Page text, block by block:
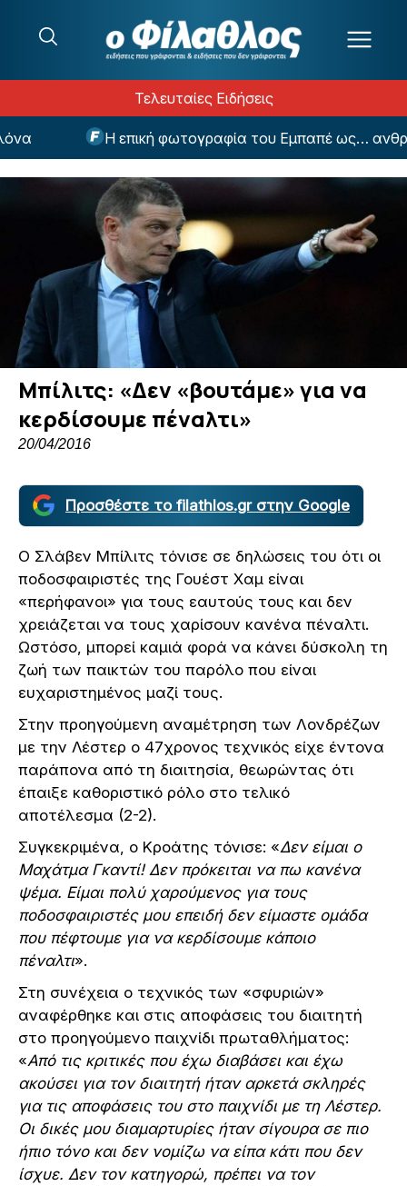
Τελευταίες Ειδήσεις
Η επική φωτογραφία του Εμπαπέ ως…
Μπίλιτς: «Δεν «βουτάμε» για να
κερδίσουμε πέναλτι»
20/04/2016
Προσθέστε το filathlos.gr στην Google
Ο Σλάβεν Μπίλιτς τόνισε σε δηλώσεις του ότι οι
ποδοσφαιριστές της Γουέστ Χαμ είναι
«περήφανοι» για τους εαυτούς τους και δεν
χρειάζεται να τους χαρίσουν κανένα πέναλτι.
Ωστόσο, μπορεί καμιά φορά να κάνει δύσκολη τη
ζωή των παικτών του παρόλο που είναι
ευχαριστημένος μαζί τους.
Στην προηγούμενη αναμέτρηση των Λονδρέζων
με την Λέστερ ο 47χρονος τεχνικός είχε έντονα
παράπονα από τη διαιτησία, θεωρώντας ότι
έπαιξε καθοριστικό ρόλο στο τελικό
αποτέλεσμα (2-2).
Συγκεκριμένα, ο Κροάτης τόνισε: «Δεν είμαι ο
Μαχάτμα Γκαντί! Δεν πρόκειται να πω κανένα
ψέμα. Είμαι πολύ χαρούμενος για τους
ποδοσφαιριστές μου επειδή δεν είμαστε ομάδα
που πέφτουμε για να κερδίσουμε κάποιο
πέναλτι».
Στη συνέχεια ο τεχνικός των «σφυριών»
αναφέρθηκε και στις αποφάσεις του διαιτητή
στο προηγούμενο παιχνίδι πρωταθλήματος:
«Από τις κριτικές που έχω διαβάσει και έχω
ακούσει για τον διαιτητή ήταν αρκετά σκληρές
για τις αποφάσεις του στο παιχνίδι με τη Λέστερ.
Οι δικές μου διαμαρτυρίες ήταν σίγουρα σε πιο
ήπιο τόνο και δεν νομίζω να είπα κάτι που δεν
ίσχυε. Δεν τον κατηγορώ, πρέπει να τον